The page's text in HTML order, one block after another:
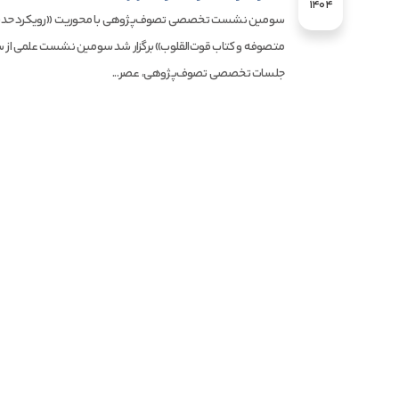
1404
سومین نشست تخصصی تصوف‌پژوهی با محوریت «رویکرد
متصوفه و کتاب قوت‌القلوب» برگزار شد سومین نشست علمی
جلسات تخصصی تصوف‌پژوهی، عصر...